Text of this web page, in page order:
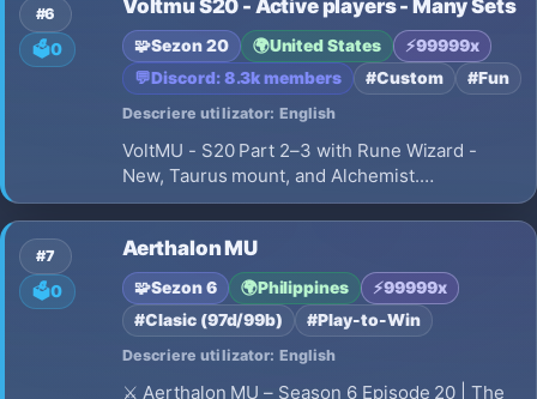
awaits! ⚔️🔥
#6
🗳️0
Voltmu S20 - Active players - Many Sets
🧩Sezon 20 🌍United States ⚡99999x
💬Discord: 8.3k members #Custom #Fun
Descriere utilizator: English
VoltMU - S20 Part 2–3 with Rune Wizard -
New, Taurus mount, and Alchemist.
Ruud/Coins on every Reset & Grand Reset,
PvM-first with fair PvP.
#7
🗳️0
Aerthalon MU
🧩Sezon 6 🌍Philippines ⚡99999x
#Clasic (97d/99b)
#Play-to-Win
Descriere utilizator: English
⚔️ Aerthalon MU – Season 6 Episode 20 | The